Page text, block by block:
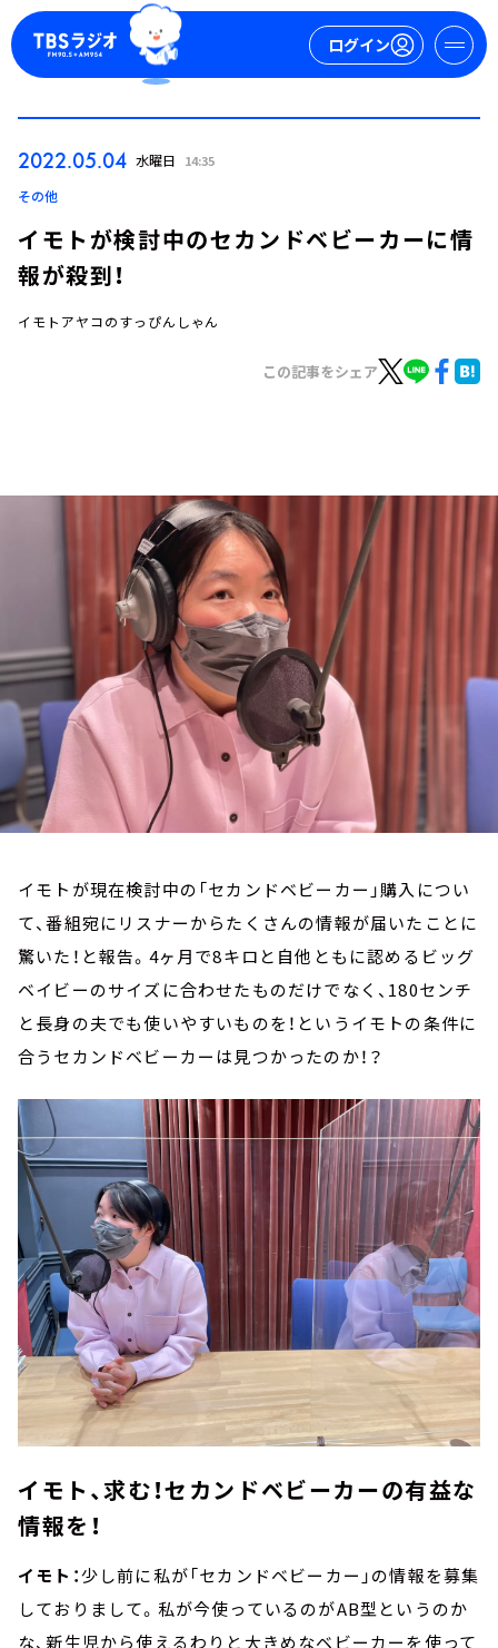
ログイン
イベント・グッズ
YouTube
会社情報
2022.05.04 水曜日 14:35
その他
イモトが検討中のセカンドベビーカーに情
報が殺到！
イモトアヤコのすっぴんしゃん
この記事をシェア
イモトが現在検討中の「セカンドベビーカー」購入につい
て、番組宛にリスナーからたくさんの情報が届いたことに
驚いた！と報告。4ヶ月で8キロと自他ともに認めるビッグ
ベイビーのサイズに合わせたものだけでなく、180センチ
と長身の夫でも使いやすいものを！というイモトの条件に
合うセカンドベビーカーは見つかったのか！？
イモト、求む！セカンドベビーカーの有益な
情報を！
イモト：少し前に私が「セカンドベビーカー」の情報を募集
しておりまして。私が今使っているのがAB型というのか
な、新生児から使えるわりと大きめなベビーカーを使って